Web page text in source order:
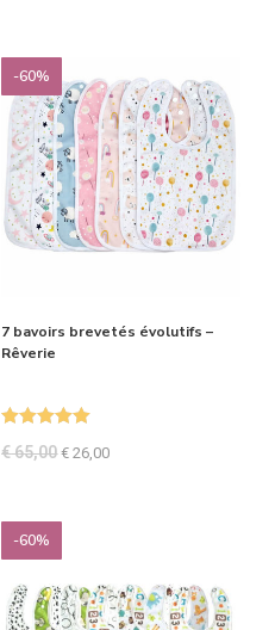
-60%
7 bavoirs brevetés évolutifs –
Rêverie
€65,00 € 26,00
-60%